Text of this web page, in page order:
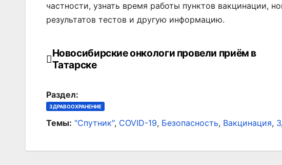
частности, узнать время работы пунктов вакцинации,
результатов тестов и другую информацию.
Навигация
записям
Новосибирские онкологи провели приём в
Татарске
Раздел:
ЗДРАВООХРАНЕНИЕ
Темы: "Спутник", COVID-19, Безопасность, Вакцинация,